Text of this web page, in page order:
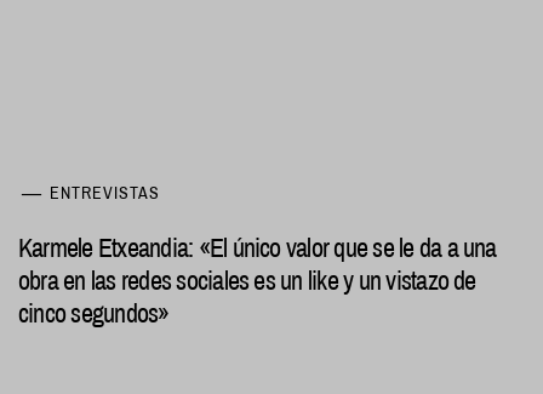
ENTREVISTAS
Karmele Etxeandia: «El único valor que se le da a una
obra en las redes sociales es un like y un vistazo de
cinco segundos»